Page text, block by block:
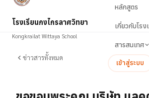
โรงเรียนกงไกรลาศวิทยา
Kongkrailat Wittaya School
หลักสูตร
เกี่ยวกับโรง
สารสนเทศ
เข้าสู่ระบบ
ข่าวสารทั้งหมด